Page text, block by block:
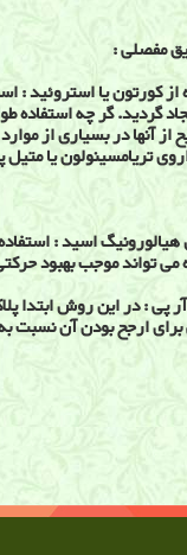
مفصلی :
از کورتون یا استروئید
گردید. گر چه استفاده
از آنها در بسیاری از
تریامسینولون یا
اسید :
6 تا 8 ماه می تواند موجب
پی : در این روش
ارجح بودن آن نسبت
, تزریق مفصلی, كورتون,
شیراز